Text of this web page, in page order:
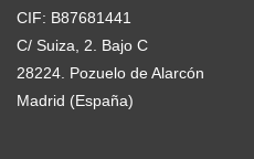
CIF: B87681441
C/ Suiza, 2. Bajo C
28224. Pozuelo de Alarcón
Madrid (España)